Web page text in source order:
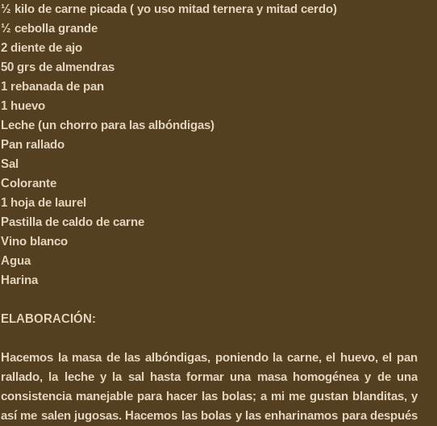
½ kilo de carne picada ( yo uso mitad ternera y mitad cerdo)
½ cebolla grande
2 diente de ajo
50 grs de almendras
1 rebanada de pan
1 huevo
Leche (un chorro para las albóndigas)
Pan rallado
Sal
Colorante
1 hoja de laurel
Pastilla de caldo de carne
Vino blanco
Agua
Harina
ELABORACIÓN:
Hacemos la masa de las albóndigas, poniendo la carne, el huevo, el pan
rallado, la leche y la sal hasta formar una masa homogénea y de una
consistencia manejable para hacer las bolas; a mi me gustan blanditas, y
así me salen jugosas. Hacemos las bolas y las enharinamos para después